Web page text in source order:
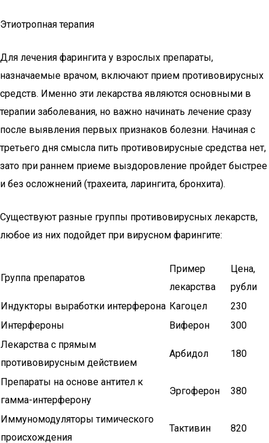
Этиотропная терапия
Для лечения фарингита у взрослых препараты,
назначаемые врачом, включают прием противовирусных
средств. Именно эти лекарства являются основными в
терапии заболевания, но важно начинать лечение сразу
после выявления первых признаков болезни. Начиная с
третьего дня смысла пить противовирусные средства нет,
зато при раннем приеме выздоровление пройдет быстрее
и без осложнений (трахеита, ларингита, бронхита).
Существуют разные группы противовирусных лекарств,
любое из них подойдет при вирусном фарингите:
Группа препаратов
Пример
лекарства
Цена,
рубли
Индукторы выработки интерферона Кагоцел
230
Интерфероны
Виферон
300
Лекарства с прямым
противовирусным действием
Арбидол 180
Препараты на основе антител к
гамма-интерферону
Эргоферон 380
Иммуномодуляторы тимического
происхождения
Тактивин 820